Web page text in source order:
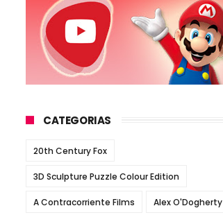
CATEGORIAS
20th Century Fox
3D Sculpture Puzzle Colour Edition
A Contracorriente Films Alex O'Dogherty